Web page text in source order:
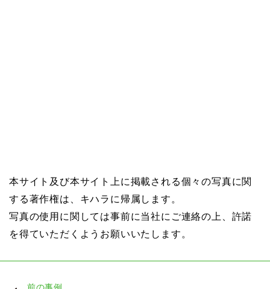
本サイト及び本サイト上に掲載される個々の写真に関
する著作権は、キハラに帰属します。
写真の使用に関しては事前に当社にご連絡の上、許諾
を得ていただくようお願いいたします。